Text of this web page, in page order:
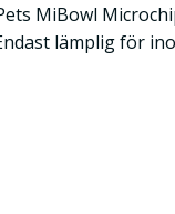
MiBowl
lämplig för